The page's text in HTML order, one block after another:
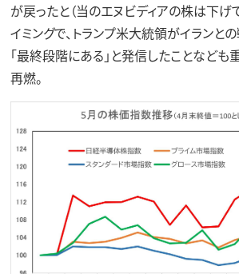
が戻ったと（当のエヌビディアの株は下げ
イミングで、トランプ米大統領がイランと
「最終段階にある」と発信したことなども
再燃。